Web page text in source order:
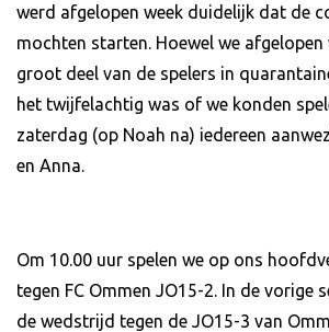
werd afgelopen week duidelijk dat de
mochten starten. Hoewel we afgelopen
groot deel van de spelers in
het twijfelachtig was of we konden
zaterdag (op Noah na) iedereen
en Anna.
Om 10.00 uur spelen we op ons
tegen FC Ommen JO15-2. In de vorige
de wedstrijd tegen de JO15-3 van